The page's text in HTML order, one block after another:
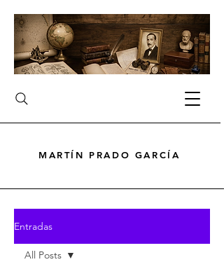
MARTÍN PRADO GARCÍA
Entradas
All Posts